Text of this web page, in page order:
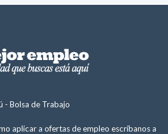
- Bolsa de Trabajo
aplicar a ofertas de empleo escríbanos a